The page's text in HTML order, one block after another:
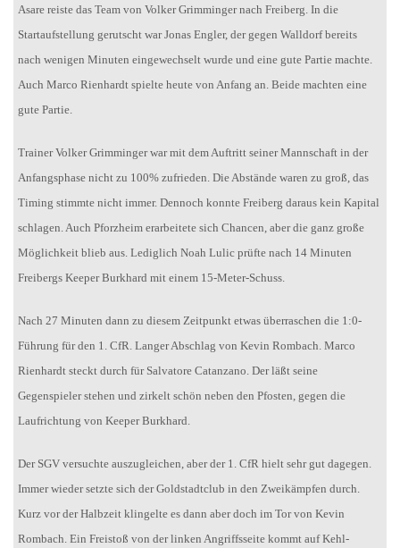
Asare reiste das Team von Volker Grimminger nach Freiberg. In die
Startaufstellung gerutscht war Jonas Engler, der gegen Walldorf bereits
nach wenigen Minuten eingewechselt wurde und eine gute Partie machte.
Auch Marco Rienhardt spielte heute von Anfang an. Beide machten eine
gute Partie.
Trainer Volker Grimminger war mit dem Auftritt seiner Mannschaft in der
Anfangsphase nicht zu 100% zufrieden. Die Abstände waren zu groß, das
Timing stimmte nicht immer. Dennoch konnte Freiberg daraus kein Kapital
schlagen. Auch Pforzheim erarbeitete sich Chancen, aber die ganz große
Möglichkeit blieb aus. Lediglich Noah Lulic prüfte nach 14 Minuten
Freibergs Keeper Burkhard mit einem 15-Meter-Schuss.
Nach 27 Minuten dann zu diesem Zeitpunkt etwas überraschen die 1:0-
Führung für den 1. CfR. Langer Abschlag von Kevin Rombach. Marco
Rienhardt steckt durch für Salvatore Catanzano. Der läßt seine
Gegenspieler stehen und zirkelt schön neben den Pfosten, gegen die
Laufrichtung von Keeper Burkhard.
Der SGV versuchte auszugleichen, aber der 1. CfR hielt sehr gut dagegen.
Immer wieder setzte sich der Goldstadtclub in den Zweikämpfen durch.
Kurz vor der Halbzeit klingelte es dann aber doch im Tor von Kevin
Rombach. Ein Freistoß von der linken Angriffsseite kommt auf Kehl-